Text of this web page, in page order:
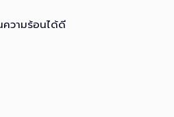
ความร้อนได้ดี